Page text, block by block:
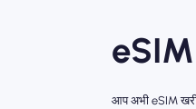
आप अभी eSIM